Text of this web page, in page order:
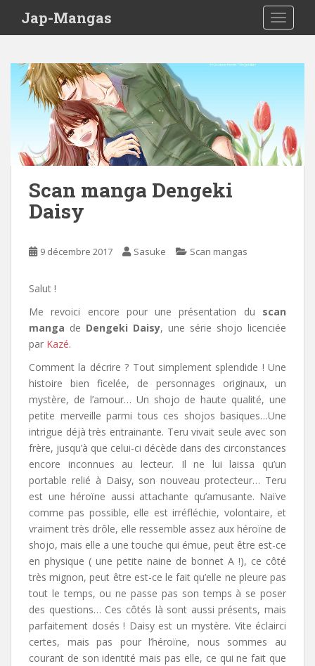
Jap-Mangas
Scan manga Dengeki
Daisy
9 décembre 2017 Sasuke Scan mangas
Salut !
Me revoici encore pour une présentation du scan
manga de Dengeki Daisy, une série shojo licenciée
par Kazé.
Comment la décrire ? Tout simplement splendide ! Une
histoire bien ficelée, de personnages originaux, un
mystère, de l’amour… Un shojo de haute qualité, une
petite merveille parmi tous ces shojos basiques…Une
intrigue déjà très entrainante. Teru vivait seule avec son
frère, jusqu’à que celui-ci décède dans des circonstances
encore inconnues au lecteur. Il ne lui laissa qu’un
portable relié à Daisy, son nouveau protecteur… Teru
est une héroïne aussi attachante qu’amusante. Naïve
comme pas possible, elle est irréfléchie, volontaire, et
vraiment très drôle, elle ressemble assez aux héroïne de
shojo, mais elle a une touche qui émue, peut être est-ce
en physique ( une petite naine de bonnet A !), ce côté
très mignon, peut être est-ce le fait qu’elle ne pleure pas
tout le temps, ou ne passe pas son temps à se poser
des questions… Ces côtés là sont aussi présents, mais
parfaitement dosés ! Daisy est un mystère. Vite éclairci
certes, mais pas pour l’héroïne, nous sommes au
courant de son identité mais pas elle, ce qui ne fait que